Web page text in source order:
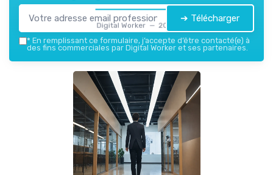
Digital Worker — 2026
➔ Télécharger
* En remplissant ce formulaire, j’accepte d’être contacté(e) à
des fins commerciales par Digital Worker et ses partenaires.